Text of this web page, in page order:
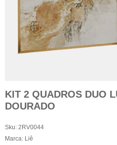
KIT 2 QUADROS DUO
DOURADO
Sku: 2RV0044
Marca: Liê